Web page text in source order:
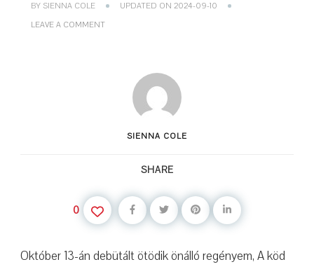
BY SIENNA COLE UPDATED ON 2024-09-10
LEAVE A COMMENTON
SIENNA COLE
SHARE
0
Október 13-án debütált ötödik önálló regényem, A köd